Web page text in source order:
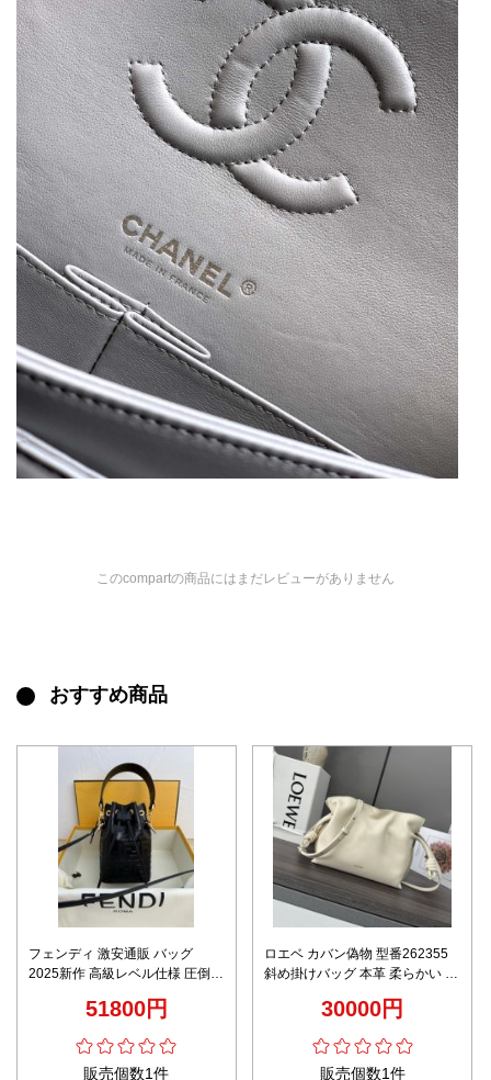
このcompartの商品にはまだレビューがありません
おすすめ商品
フェンディ 激安通販 バッグ
2025新作 高級レベル仕様 圧倒的
数量限定入荷51800円
販売個数1件
ロエベ カバン偽物 型番262355
斜め掛けバッグ 本革 柔らかい 肩
30000円
販売個数1件